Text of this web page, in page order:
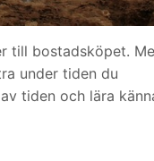
till bostadsköpet.
under tiden du
tiden och lära